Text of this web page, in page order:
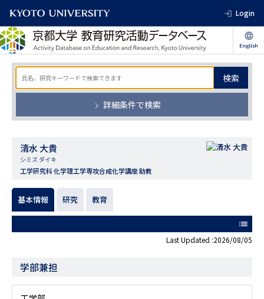
Login
検索
詳細条件で検索
清水 大貴
シミズ ダイキ
工学研究科 化学理工学専攻合成化学講座 助教
基本情報 研究 教育
list
Last Updated :2026/08/05
学部兼担